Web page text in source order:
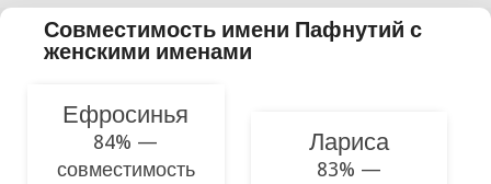
ПоискСовместимость имени Пафнутий с
женскими именами
Ефросинья
84% —
совместимость
Лариса
83% —